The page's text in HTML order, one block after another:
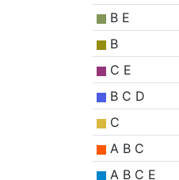
B E
B
C E
B C D
C
A B C
A B C E